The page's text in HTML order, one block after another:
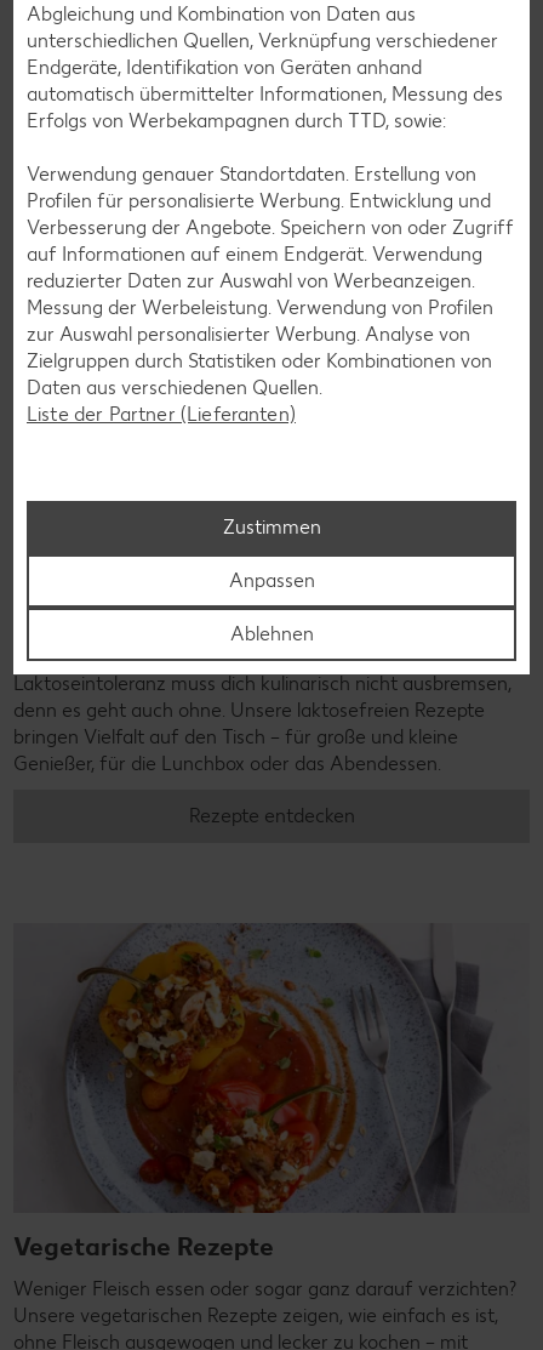
Glutenfreie Rezepte
Wer auf Gluten verzichtet, muss nicht automatisch auf
Vielfalt und Geschmack verzichten. Ob süß oder herzhaft –
mit unseren glutenfreien Rezepten zauberst du dir Gerichte,
Rezepte entdecken
Laktosefreie Rezepte
Laktoseintoleranz muss dich kulinarisch nicht ausbremsen,
denn es geht auch ohne. Unsere laktosefreien Rezepte
bringen Vielfalt auf den Tisch – für große und kleine
Genießer, für die Lunchbox oder das Abendessen.
Rezepte entdecken
Vegetarische Rezepte
Weniger Fleisch essen oder sogar ganz darauf verzichten?
Unsere vegetarischen Rezepte zeigen, wie einfach es ist,
ohne Fleisch ausgewogen und lecker zu kochen – mit
Abgleichung und Kombination von Daten aus
unterschiedlichen Quellen, Verknüpfung verschiedener
Endgeräte, Identifikation von Geräten anhand
automatisch übermittelter Informationen, Messung des
Erfolgs von Werbekampagnen durch TTD, sowie:
Verwendung genauer Standortdaten. Erstellung von
Profilen für personalisierte Werbung. Entwicklung und
Verbesserung der Angebote. Speichern von oder Zugriff
auf Informationen auf einem Endgerät. Verwendung
reduzierter Daten zur Auswahl von Werbeanzeigen.
Messung der Werbeleistung. Verwendung von Profilen
zur Auswahl personalisierter Werbung. Analyse von
Zielgruppen durch Statistiken oder Kombinationen von
Daten aus verschiedenen Quellen.
Liste der Partner (Lieferanten)
Zustimmen
Anpassen
Ablehnen